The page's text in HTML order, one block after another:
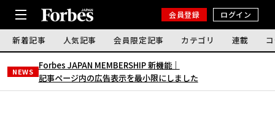
会員登録 ログイン
新着記事 人気記事 会員限定記事 カテゴリ 連載
NEWS
Forbes JAPAN MEMBERSHIP 新機能｜
記事ページ内の広告表示を最小限にしました